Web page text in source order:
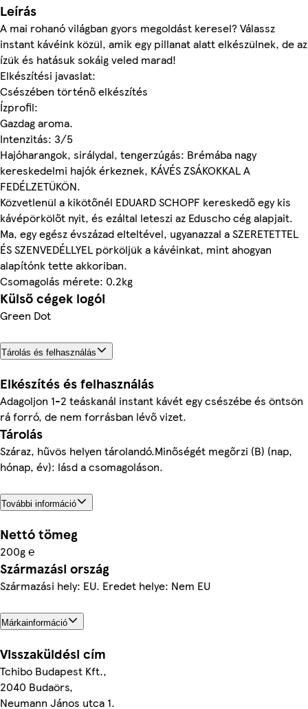
Leírás
A mai rohanó világban gyors megoldást keresel? Válassz
instant kávéink közül, amik egy pillanat alatt elkészülnek, de az
ízük és hatásuk sokáig veled marad!
Elkészítési javaslat:
Csészében történő elkészítés
Ízprofil:
Gazdag aroma.
Intenzitás: 3/5
Hajóharangok, sirálydal, tengerzúgás: Brémába nagy
kereskedelmi hajók érkeznek, KÁVÉS ZSÁKOKKAL A
FEDÉLZETÜKÖN.
Közvetlenül a kikötőnél EDUARD SCHOPF kereskedő egy kis
kávépörkölőt nyit, és ezáltal leteszi az Eduscho cég alapjait.
Ma, egy egész évszázad elteltével, ugyanazzal a SZERETETTEL
ÉS SZENVEDÉLLYEL pörköljük a kávéinkat, mint ahogyan
alapítónk tette akkoriban.
Csomagolás mérete: 0.2kg
Külső cégek logói
Green Dot
Tárolás és felhasználás
Elkészítés és felhasználás
Adagoljon 1-2 teáskanál instant kávét egy csészébe és öntsön
rá forró, de nem forrásban lévő vizet.
Tárolás
Száraz, hűvös helyen tárolandó.Minőségét megőrzi (B) (nap,
hónap, év): lásd a csomagoláson.
További információ
Nettó tömeg
200g ℮
Származási ország
Származási hely: EU. Eredet helye: Nem EU
Márkainformáció
Visszaküldési cím
Tchibo Budapest Kft.,
2040 Budaörs,
Neumann János utca 1.